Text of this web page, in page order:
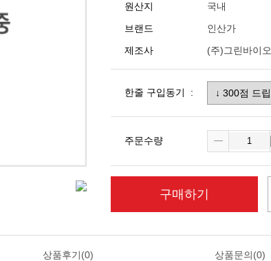
원산지
국내
브랜드
인산가
제조사
(주)그린바이오
한줄 구입동기 :
주문수량
구매하기
상품후기(0) 상품문의(0)